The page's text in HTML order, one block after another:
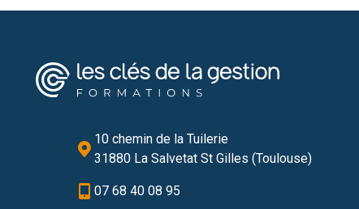
10 chemin de la Tuilerie
31880 La Salvetat St Gilles (Toulouse)
07 68 40 08 95